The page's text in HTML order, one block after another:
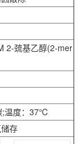
2-巯基乙醇(2-mer
;温度：37℃
存